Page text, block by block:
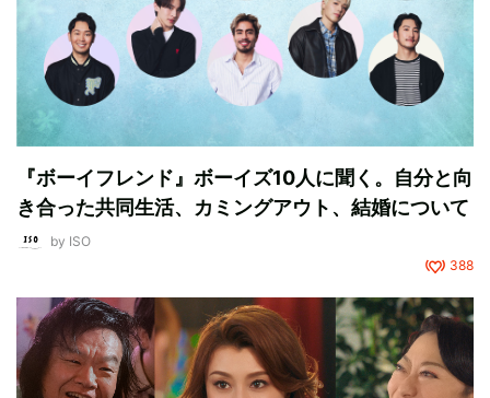
『ボーイフレンド』ボーイズ10人に聞く。自分と向
き合った共同生活、カミングアウト、結婚について
by ISO
388